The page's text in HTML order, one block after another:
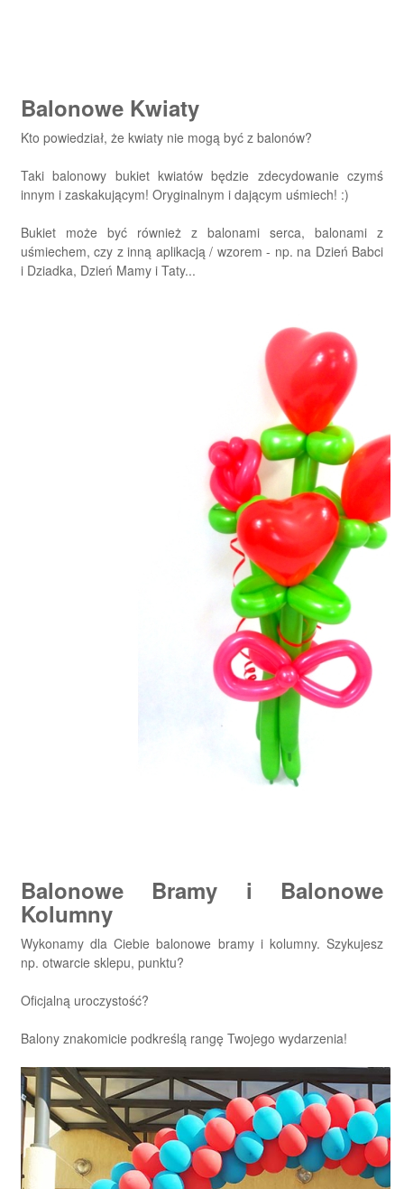
Balonowe Kwiaty
Kto powiedział, że kwiaty nie mogą być z balonów?
Taki balonowy bukiet kwiatów będzie zdecydowanie czymś
innym i zaskakującym! Oryginalnym i dającym uśmiech! :)
Bukiet może być również z balonami serca, balonami z
uśmiechem, czy z inną aplikacją / wzorem - np. na Dzień Babci
i Dziadka, Dzień Mamy i Taty...
Balonowe Bramy i Balonowe
Kolumny
Wykonamy dla Ciebie balonowe bramy i kolumny. Szykujesz
np. otwarcie sklepu, punktu?
Oficjalną uroczystość?
Balony znakomicie podkreślą rangę Twojego wydarzenia!